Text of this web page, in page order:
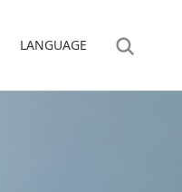
LANGUAGE